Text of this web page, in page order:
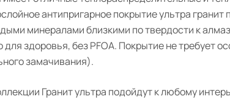
антипригарное покрытие ультра
минералами близкими по твердости к
здоровья, без PFOA. Покрытие не требует
замачивания).
Гранит ультра подойдут к любому